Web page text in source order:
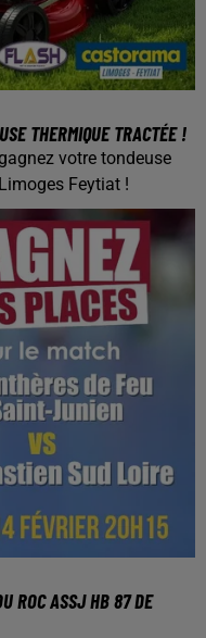
THERMIQUE TRACTÉE !
votre tondeuse
Feytiat !
ROC ASSJ HB 87 DE